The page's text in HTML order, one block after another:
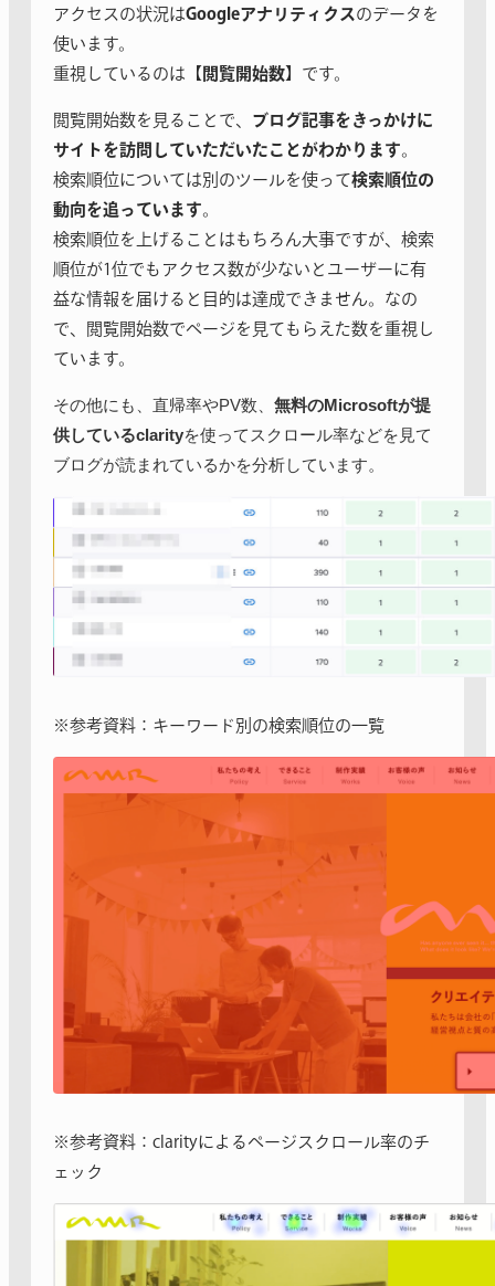
アクセスの状況はGoogleアナリティクス のデータを
使います。
重視しているのは【 閲覧開始数】です。
閲覧開始数を見ることで、 ブログ記事をきっかけに
サイトを訪問していただいたことがわかります 。
検索順位については別のツールを使って検索順位の
動向を追っています 。
検索順位を上げることはもちろん大事ですが、検索
順位が1位でもアクセス数が少ないとユーザーに有
益な情報を届けると目的は達成できません。 なの
で、閲覧開始数でページを見てもらえた数を重視し
ています。
その他にも、直帰率やPV数、 無料のMicrosoftが提
供しているclarityを使ってスクロール率などを見て
ブログが読 まれているかを分析しています。
※参考資料：キーワード別の検索順位の一覧
※参考資料：clarityによるページスクロール率のチ
ェック